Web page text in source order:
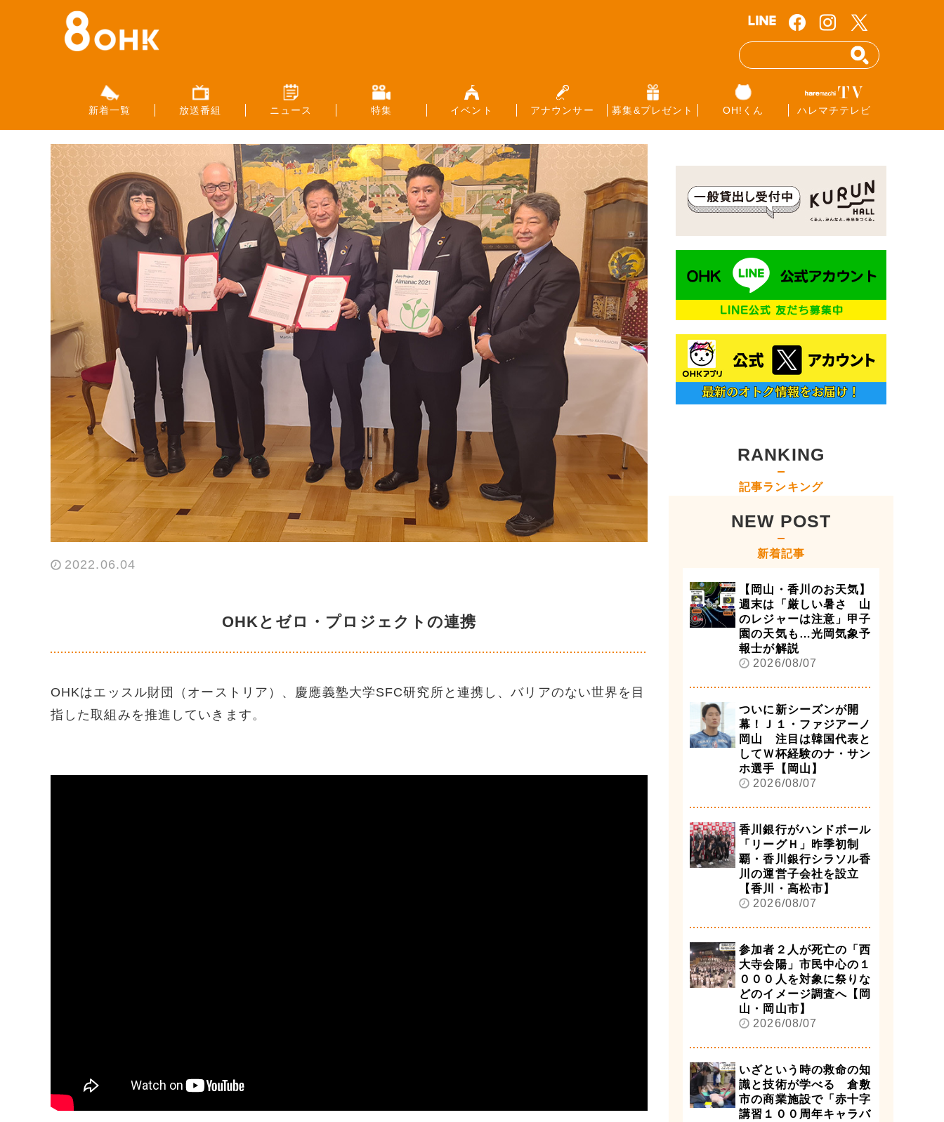
新着一覧 放送番組 ニュース 特集 イベント アナウンサー 募集&プレゼント OH!くん ハレマチテレビ
2022.06.04
OHKとゼロ・プロジェクトの連携
OHKはエッスル財団（オーストリア）、慶應義塾大学SFC研究所と連携し、バリアのない世界を目
指した取組みを推進していきます。
RANKING
記事ランキング
NEW POST
新着記事
【岡山・香川のお天気】
週末は「厳しい暑さ 山
のレジャーは注意」甲子
園の天気も…光岡気象予
報士が解説
2026/08/07
ついに新シーズンが開
幕！Ｊ１・ファジアーノ
岡山 注目は韓国代表と
してＷ杯経験のナ・サン
ホ選手【岡山】
2026/08/07
香川銀行がハンドボール
「リーグＨ」昨季初制
覇・香川銀行シラソル香
川の運営子会社を設立
【香川・高松市】
2026/08/07
参加者２人が死亡の「西
大寺会陽」市民中心の１
０００人を対象に祭りな
どのイメージ調査へ【岡
山・岡山市】
2026/08/07
いざという時の救命の知
識と技術が学べる 倉敷
市の商業施設で「赤十字
講習１００周年キャラバ